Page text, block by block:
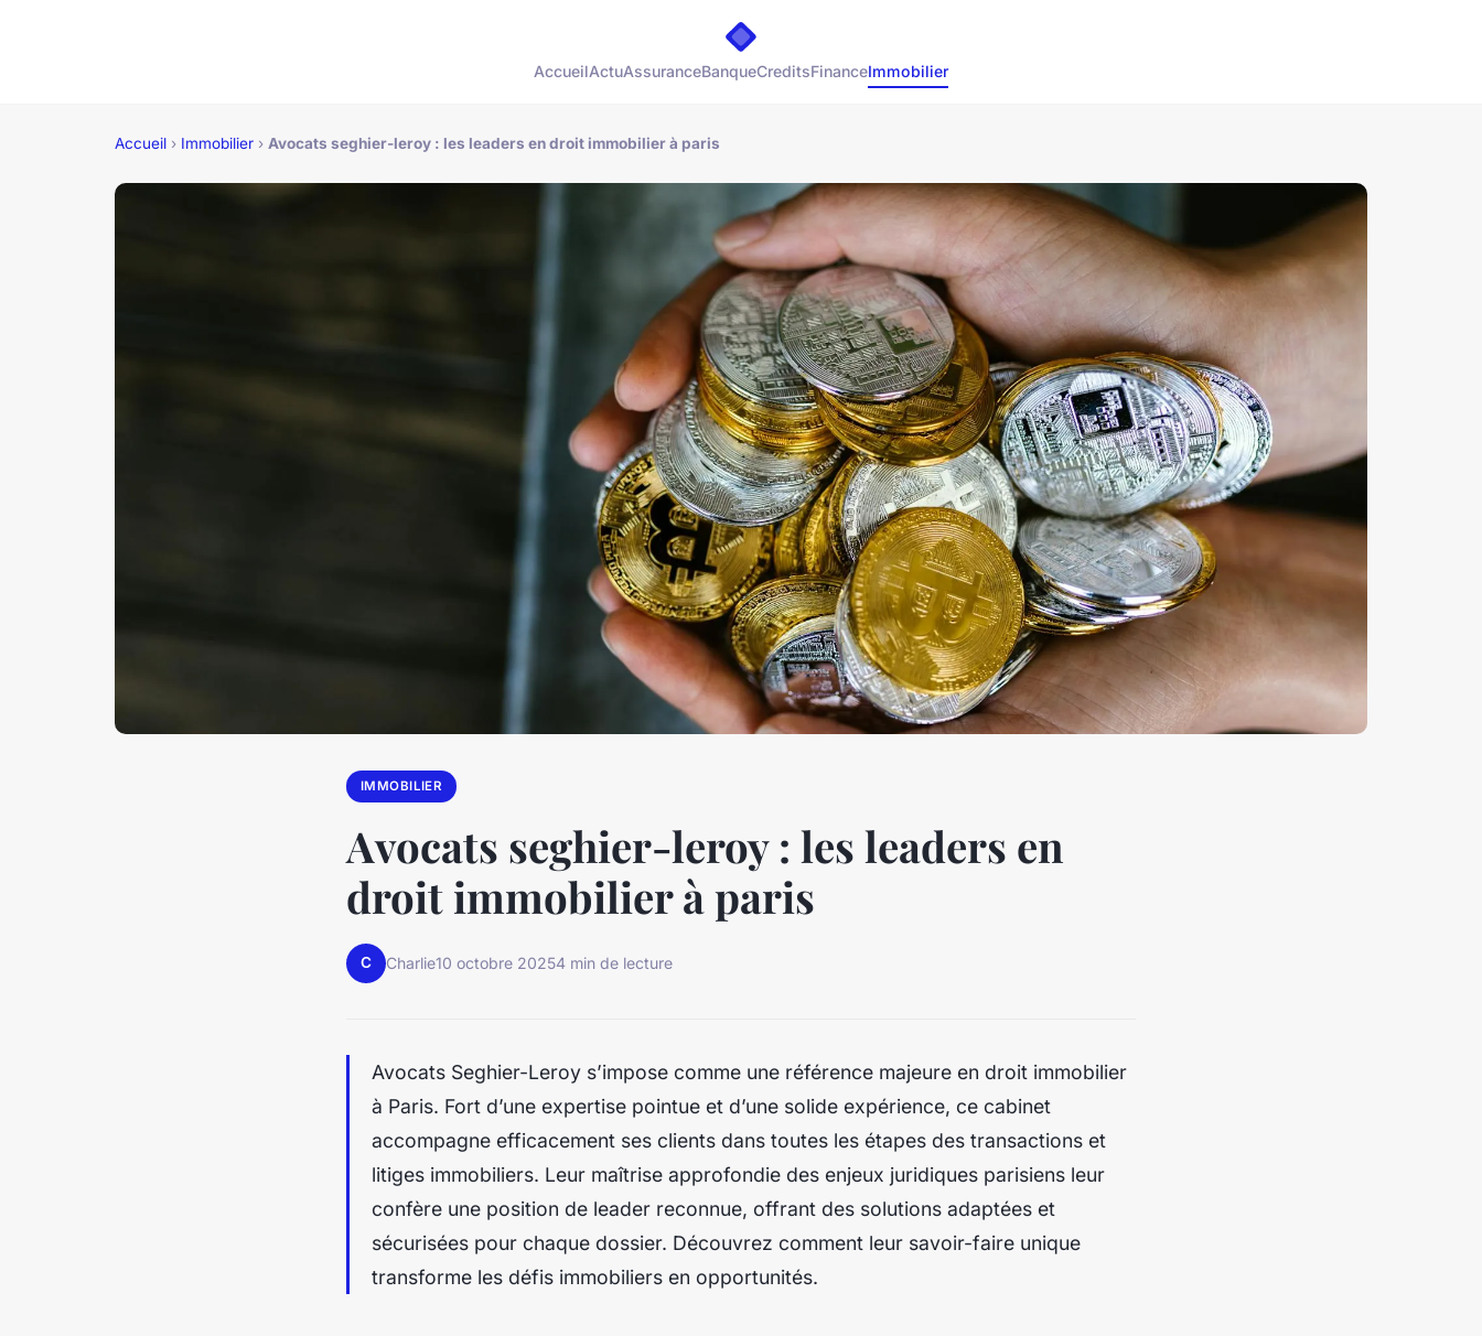
AccueilActuAssuranceBanqueCreditsFinanceImmobilier
Accueil › Immobilier › Avocats seghier-leroy : les leaders en droit immobilier à paris
IMMOBILIER
Avocats seghier-leroy : les leaders en
droit immobilier à paris
C Charlie10 octobre 20254 min de lecture
Avocats Seghier-Leroy s’impose comme une référence majeure en droit immobilier
à Paris. Fort d’une expertise pointue et d’une solide expérience, ce cabinet
accompagne efficacement ses clients dans toutes les étapes des transactions et
litiges immobiliers. Leur maîtrise approfondie des enjeux juridiques parisiens leur
confère une position de leader reconnue, offrant des solutions adaptées et
sécurisées pour chaque dossier. Découvrez comment leur savoir-faire unique
transforme les défis immobiliers en opportunités.